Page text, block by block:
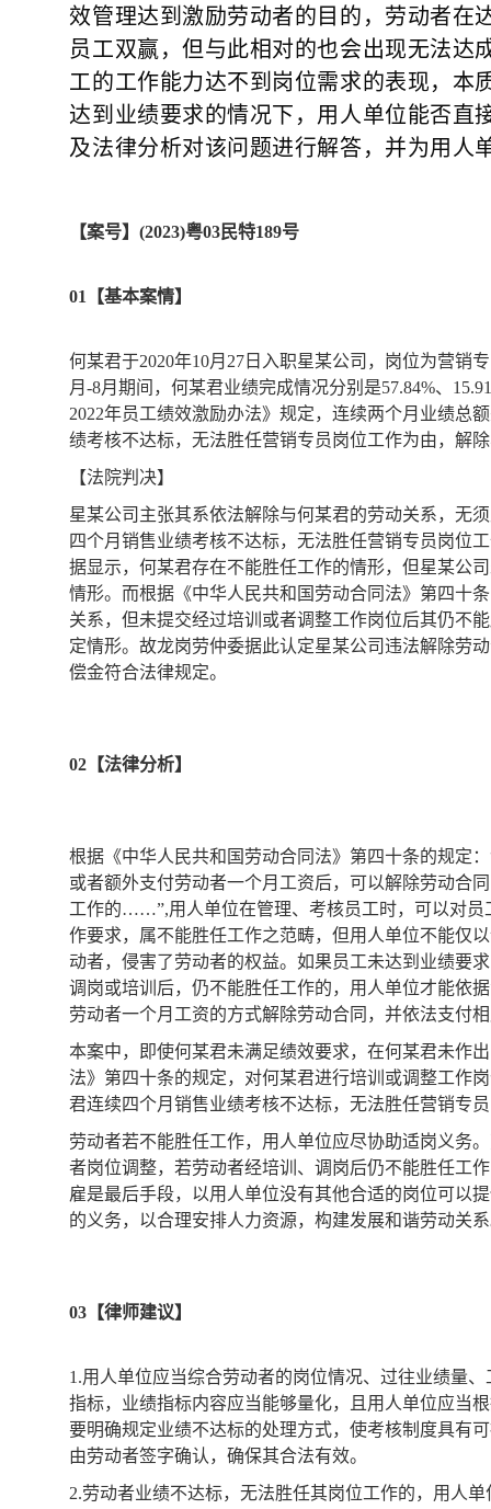
效管理达到激励劳动者的目的，劳动者在
员工双赢，但与此相对的也会出现无法达
工的工作能力达不到岗位需求的表现，本
达到业绩要求的情况下，用人单位能否直
及法律分析对该问题进行解答，并为用人
【案号】(2023)粤03民特189号
01【基本案情】
何某君于2020年10月27日入职星某公司，岗位为营销
月-8月期间，何某君业绩完成情况分别是57.84%、
2022年员工绩效激励办法》规定，连续两个月业绩总
绩考核不达标，无法胜任营销专员岗位工作为由，解
【法院判决】
星某公司主张其系依法解除与何某君的劳动关系，无
四个月销售业绩考核不达标，无法胜任营销专员岗位
据显示，何某君存在不能胜任工作的情形，但星某公
情形。而根据《中华人民共和国劳动合同法》第四十
关系，但未提交经过培训或者调整工作岗位后其仍不
定情形。故龙岗劳仲委据此认定星某公司违法解除劳
偿金符合法律规定。
02【法律分析】
根据《中华人民共和国劳动合同法》第四十条的规定
或者额外支付劳动者一个月工资后，可以解除劳动合
工作的……”,用人单位在管理、考核员工时，可以对员
作要求，属不能胜任工作之范畴，但用人单位不能仅
动者，侵害了劳动者的权益。如果员工未达到业绩要
调岗或培训后，仍不能胜任工作的，用人单位才能依
劳动者一个月工资的方式解除劳动合同，并依法支付
本案中，即使何某君未满足绩效要求，在何某君未作
法》第四十条的规定，对何某君进行培训或调整工作
君连续四个月销售业绩考核不达标，无法胜任营销专
劳动者若不能胜任工作，用人单位应尽协助适岗义务
者岗位调整，若劳动者经培训、调岗后仍不能胜任工
雇是最后手段，以用人单位没有其他合适的岗位可以
的义务，以合理安排人力资源，构建发展和谐劳动关
03【律师建议】
1.用人单位应当综合劳动者的岗位情况、过往业绩量
指标，业绩指标内容应当能够量化，且用人单位应当
要明确规定业绩不达标的处理方式，使考核制度具有
由劳动者签字确认，确保其合法有效。
2.劳动者业绩不达标，无法胜任其岗位工作的，用人